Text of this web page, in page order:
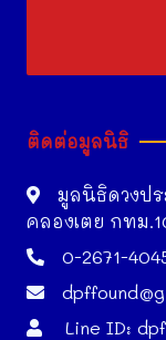
ติดต่อมูลนิธิ
มูลนิธิดวงป
คลองเตย กทม
0-2671-
Line ID: